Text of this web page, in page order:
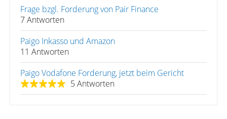
Frage bzgl. Forderung von Pair Finance
7 Antworten
Paigo Inkasso und Amazon
11 Antworten
Paigo Vodafone Forderung, jetzt beim Gericht
5 Antworten